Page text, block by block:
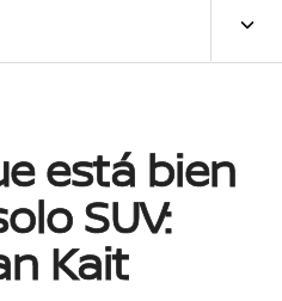
está bien
SUV:
Kait